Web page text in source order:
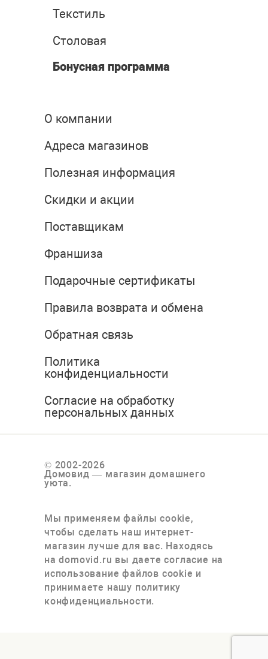
Текстиль
Столовая
Бонусная программа
О компании
Адреса магазинов
Полезная информация
Скидки и акции
Поставщикам
Франшиза
Подарочные сертификаты
Правила возврата и обмена
Обратная связь
Политика
конфиденциальности
Согласие на обработку
персональных данных
© 2002-2026
Домовид — магазин домашнего
уюта.
Мы применяем файлы cookie,
чтобы сделать наш интернет-
магазин лучше для вас. Находясь
на domovid.ru вы даете согласие на
использование файлов cookie и
принимаете нашу политику
конфиденциальности.